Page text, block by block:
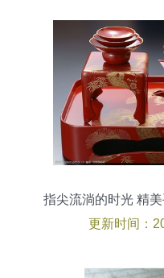
指尖流淌的时光 精
更新时间：